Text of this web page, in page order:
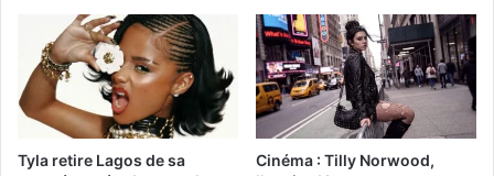
Tyla retire Lagos de sa
Cinéma : Tilly Norwood,